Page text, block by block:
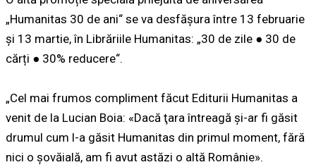
„Humanitas 30 de ani“ se va desfășura între 13 februarie
și 13 martie, în Librăriile Humanitas: „30 de zile ● 30 de
cărți ● 30% reducere“.
„Cel mai frumos compliment făcut Editurii Humanitas a
venit de la Lucian Boia: «Dacă ţara întreagă şi-ar fi găsit
drumul cum l-a găsit Humanitas din primul moment, fără
nici o şovăială, am fi avut astăzi o altă Românie».